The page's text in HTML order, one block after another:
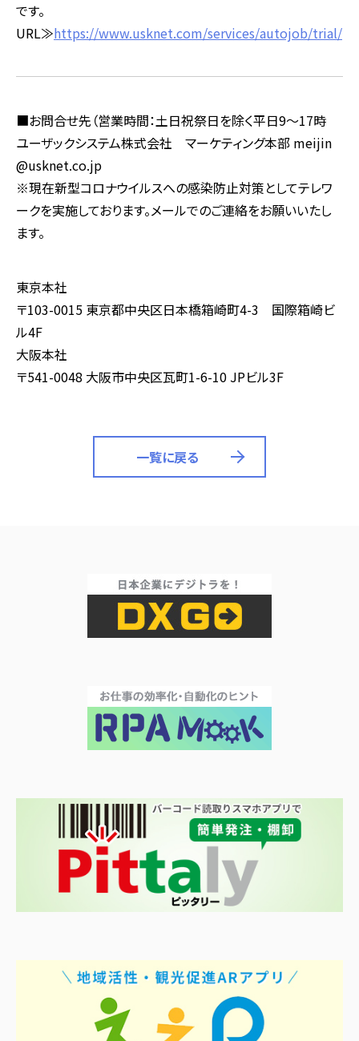
です。
URL≫https://www.usknet.com/services/autojob/trial/
■お問合せ先（営業時間：土日祝祭日を除く平日9～17時
ユーザックシステム株式会社 マーケティング本部 meijin
@usknet.co.jp
※現在新型コロナウイルスへの感染防止対策としてテレワ
ークを実施しております。メールでのご連絡をお願いいたし
ます。
東京本社
〒103-0015 東京都中央区日本橋箱崎町4-3 国際箱崎ビ
ル4F
大阪本社
〒541-0048 大阪市中央区瓦町1-6-10 JPビル3F
一覧に戻る